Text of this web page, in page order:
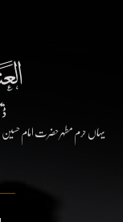
یہاں حرم مطہر حضرت امام حسین